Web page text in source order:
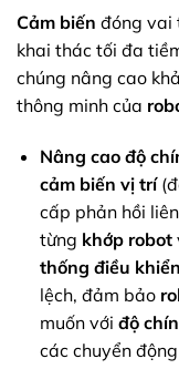
Cảm biến đóng vai
khai thác tối đa
chúng nâng cao
thông minh của
Nâng cao độ
cảm biến vị trí
cấp phản hồi
từng khớp robot
thống điều khiển
lệch, đảm bảo
muốn với độ
các chuyển